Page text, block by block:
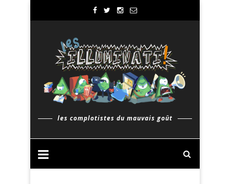
les complotistes du mauvais goût